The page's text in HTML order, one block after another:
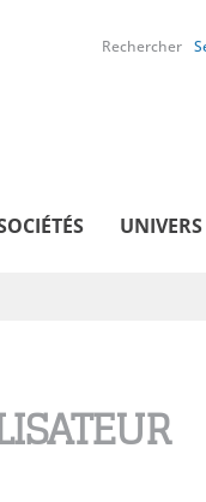
Rechercher
UNIVERS